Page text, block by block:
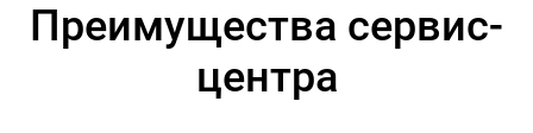
Преимущества сервис-
центра